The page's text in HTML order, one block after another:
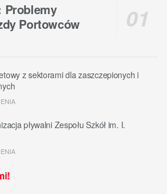
Problemy
Portowców
z sektorami dla zaszczepionych i
pływalni Zespołu Szkół im. I.